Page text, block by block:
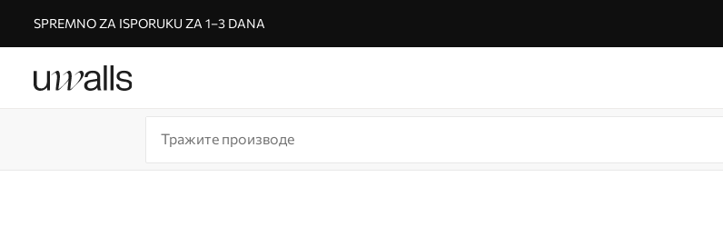
SPREMNO ZA ISPORUKU ZA 1–3 DANA